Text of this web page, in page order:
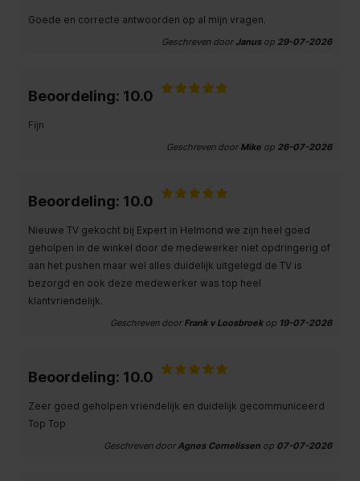
Goede en correcte antwoorden op al mijn vragen.
Geschreven door Janusop 29-07-2026
Beoordeling: 10.0
Fijn
Geschreven door Mike op 26-07-2026
Beoordeling: 10.0
Nieuwe TV gekocht bij Expert in Helmond we zijn heel goed
geholpen in de winkel door de medewerker niet opdringerig of
aan het pushen maar wel alles duidelijk uitgelegd de TV is
bezorgd en ook deze medewerker was top heel
klantvriendelijk.
Geschreven door Frank v Loosbroekop 19-07-2026
Beoordeling: 10.0
Zeer goed geholpen vriendelijk en duidelijk gecommuniceerd
Top Top
Geschreven doorAgnes Cornelissen op 07-07-2026